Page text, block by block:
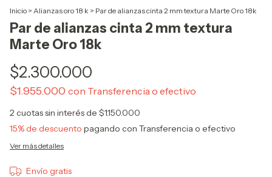
Inicio > Alianzas oro 18 k > Par de alianzas cinta 2 mm textura Marte Oro 18k
Par de alianzas cinta 2 mm textura
Marte Oro 18k
$2.300.000
$1.955.000 con Transferencia o efectivo
2cuotas sin interés de $1.150.000
15% de descuento pagando con Transferencia o efectivo
Ver más detalles
Envío gratis